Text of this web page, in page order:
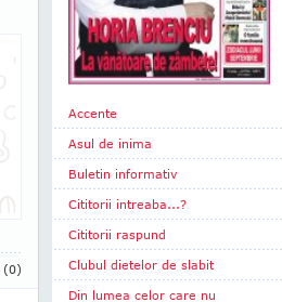
(0)
Accente
Asul de inima
Buletin informativ
Cititorii intreaba...?
Cititorii raspund
Clubul dietelor de slabit
Din lumea celor care nu